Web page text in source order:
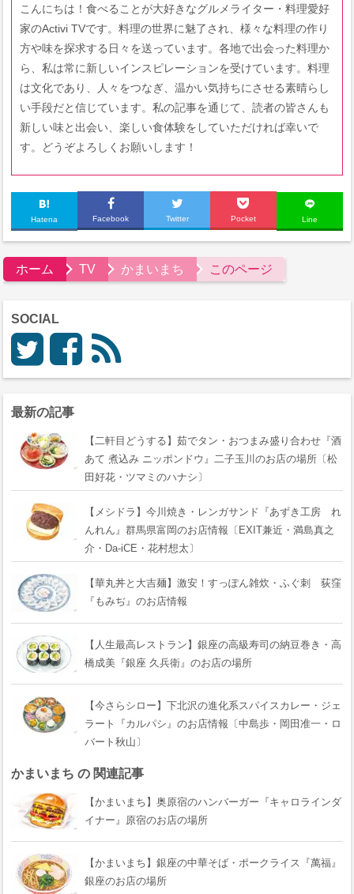
こんにちは！食べることが大好きなグルメライター・料理愛好
家のActivi TVです。料理の世界に魅了され、様々な料理の作り
方や味を探求する日々を送っています。各地で出会った料理か
ら、私は常に新しいインスピレーションを受けています。料理
は文化であり、人々をつなぎ、温かい気持ちにさせる素晴らし
い手段だと信じています。私の記事を通じて、読者の皆さんも
新しい味と出会い、楽しい食体験をしていただければ幸いで
す。どうぞよろしくお願いします！
Hatena Facebook Twitter Pocket Line
ホーム TV かまいまち このページ
SOCIAL
最新の記事
【二軒目どうする】茹でタン・おつまみ盛り合わせ『酒
あて 煮込み ニッポンドウ』二子玉川のお店の場所〔松
田好花・ツマミのハナシ〕
【メシドラ】今川焼き・レンガサンド『あずき工房 れ
んれん』群馬県富岡のお店情報〔EXIT兼近・満島真之
介・Da-iCE・花村想太〕
【華丸丼と大吉麺】激安！すっぽん雑炊・ふぐ刺 荻窪
『もみぢ』のお店情報
【人生最高レストラン】銀座の高級寿司の納豆巻き・高
橋成美『銀座 久兵衛』のお店の場所
【今さらシロー】下北沢の進化系スパイスカレー・ジェ
ラート『カルパシ』のお店情報〔中島歩・岡田准一・ロ
バート秋山〕
かまいまち の 関連記事
【かまいまち】奥原宿のハンバーガー『キャロラインダ
イナー』原宿のお店の場所
【かまいまち】銀座の中華そば・ポークライス『萬福』
銀座のお店の場所